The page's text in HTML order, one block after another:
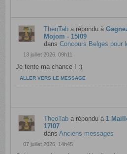
TheoTab a répondu à
Mojom - 15l09
dansConcours Belges pour
13 juillet 2026, 09h11
Je tente ma chance ! :)
ALLER VERS LE MESSAGE
TheoTab a répondu à 1
17l07
dansAnciens messages
07 juillet 2026, 14h45